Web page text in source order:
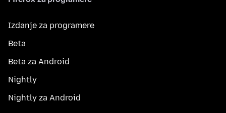
Izdanje za programere
Beta
Beta za Android
Nightly
Nightly za Android